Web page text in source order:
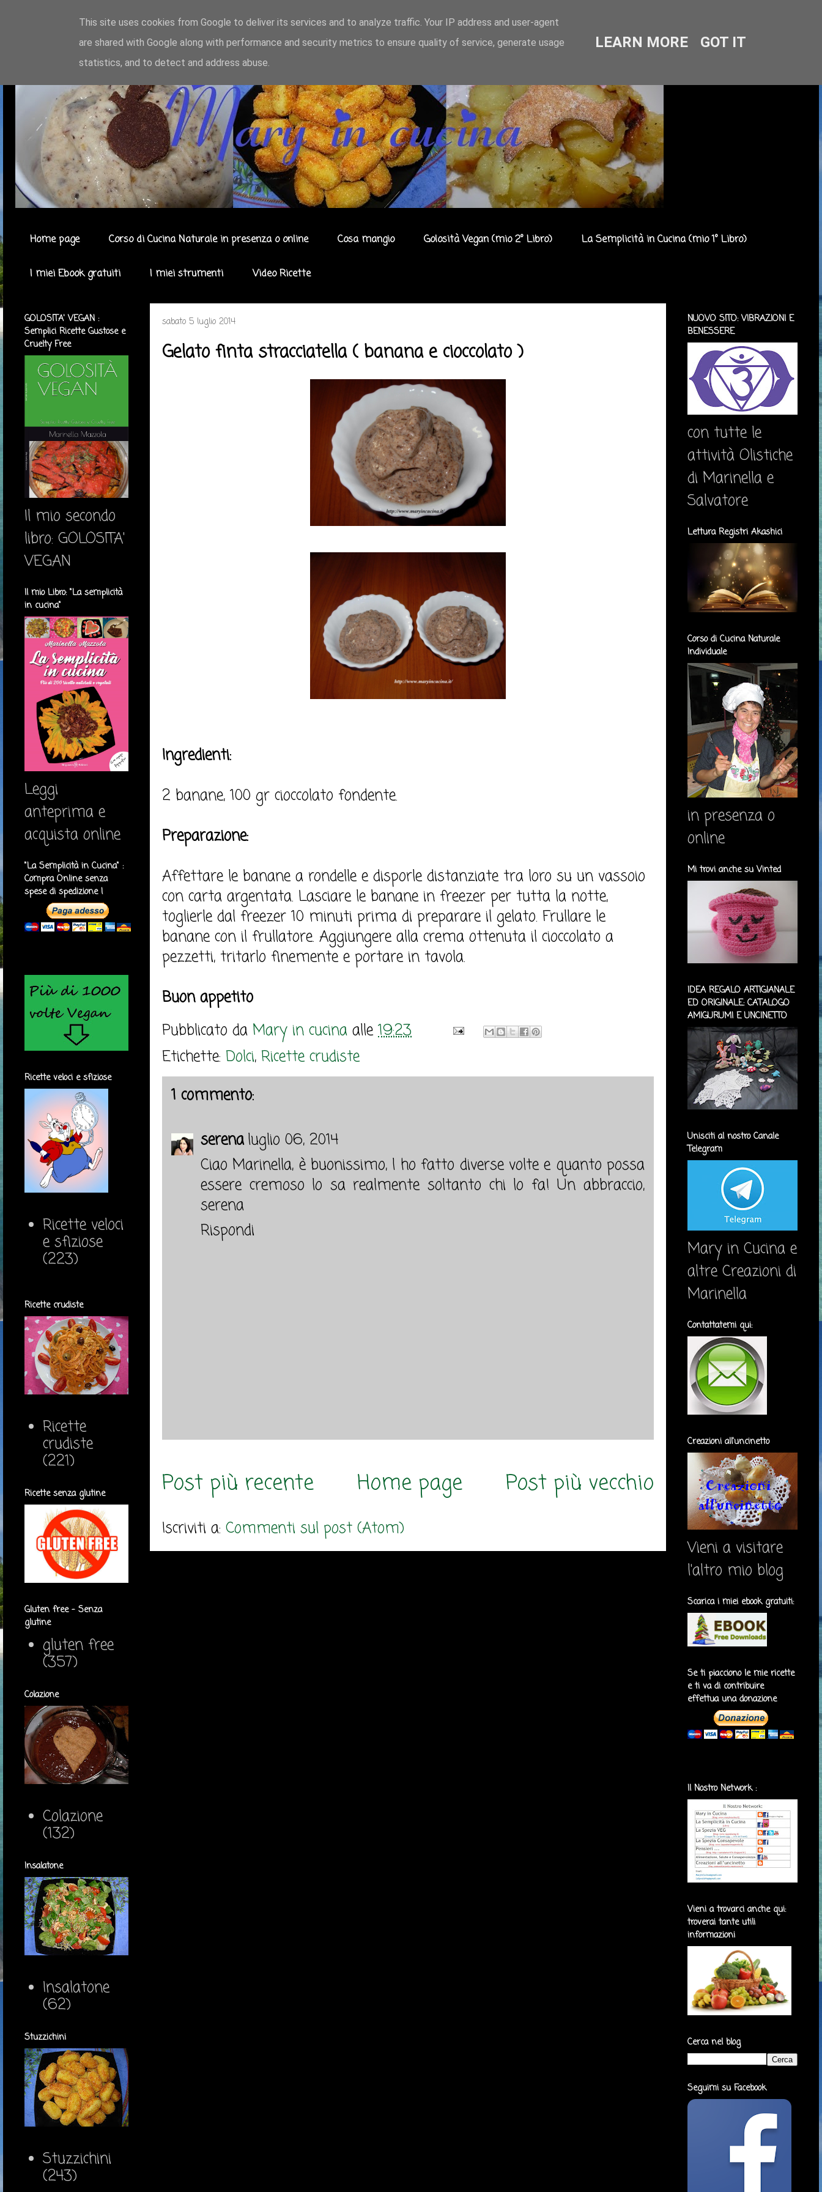
Home page Corso di Cucina Naturale in presenza o online Cosa mangio Golosità Vegan (mio 2° Libro) La Semplicità in Cucina (mio 1° Libro)
I miei Ebook gratuiti I miei strumenti Video Ricette
sabato 5 luglio 2014
Gelato finta stracciatella ( banana e cioccolato )
Ingredienti:
2 banane, 100 gr cioccolato fondente.
Preparazione:
Affettare le banane a rondelle e disporle distanziate tra loro su un vassoio
con carta argentata. Lasciare le banane in freezer per tutta la notte,
toglierle dal freezer 10 minuti prima di preparare il gelato. Frullare le
banane con il frullatore. Aggiungere alla crema ottenuta il cioccolato a
pezzetti, tritarlo finemente e portare in tavola.
Buon appetito
Pubblicato da Mary in cucina alle 19:23
Etichette: Dolci, Ricette crudiste
1 commento:
serenaluglio 06, 2014
Ciao Marinella, è buonissimo, l ho fatto diverse volte e quanto possa
essere cremoso lo sa realmente soltanto chi lo fa! Un abbraccio,
serena
Rispondi
Post più recente Post più vecchio
Home page
Iscriviti a: Commenti sul post (Atom)
GOLOSITA' VEGAN :
Semplici Ricette Gustose e
Cruelty Free
Il mio secondo
libro: GOLOSITA'
VEGAN
Il mio Libro: "La semplicità
in cucina"
Leggi
anteprima e
acquista online
"La Semplicità in Cucina" :
Compra Online senza
spese di spedizione !
Ricette veloci e sfiziose
Ricette veloci
e sfiziose
(223)
Ricette crudiste
Ricette
crudiste
(221)
Ricette senza glutine
Gluten free - Senza
glutine
gluten free
(357)
Colazione
Colazione
(132)
Insalatone
Insalatone
(62)
Stuzzichini
Stuzzichini
(243)
NUOVO SITO: VIBRAZIONI E
BENESSERE
con tutte le
attività Olistiche
di Marinella e
Salvatore
Lettura Registri Akashici
Corso di Cucina Naturale
Individuale
in presenza o
online
Mi trovi anche su Vinted
IDEA REGALO ARTIGIANALE
ED ORIGINALE: CATALOGO
AMIGURUMI E UNCINETTO
Unisciti al nostro Canale
Telegram
Mary in Cucina e
altre Creazioni di
Marinella
Contattatemi qui:
Creazioni all'uncinetto
Vieni a visitare
l'altro mio blog
Scarica i miei ebook gratuiti:
Se ti piacciono le mie ricette
e ti va di contribuire
effettua una donazione
Il Nostro Network :
Vieni a trovarci anche qui:
troverai tante utili
informazioni
Cerca nel blog
Seguimi su Facebook
This site uses cookies from Google to deliver its services and to analyze traffic. Your IP address and user-agent
are shared with Google along with performance and security metrics to ensure quality of service, generate usage
statistics, and to detect and address abuse.
LEARN MORE GOT IT